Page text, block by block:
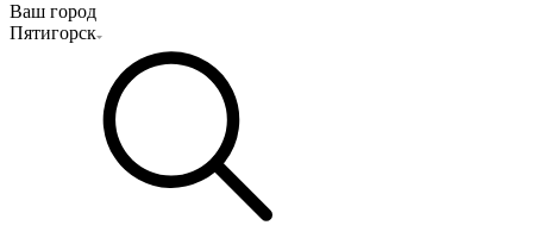
Ваш город
Пятигорск